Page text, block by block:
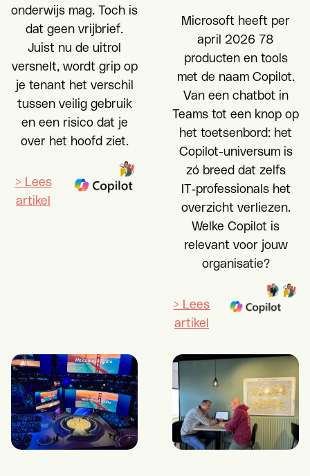
onderwijs mag. Toch is
dat geen vrijbrief.
Juist nu de uitrol
versnelt, wordt grip op
je tenant het verschil
tussen veilig gebruik
en een risico dat je
over het hoofd ziet.
> Lees
artikel
Microsoft heeft per
april 2026 78
producten en tools
met de naam Copilot.
Van een chatbot in
Teams tot een knop op
het toetsenbord: het
Copilot-universum is
zó breed dat zelfs
IT‑professionals het
overzicht verliezen.
Welke Copilot is
relevant voor jouw
organisatie?
> Lees
artikel